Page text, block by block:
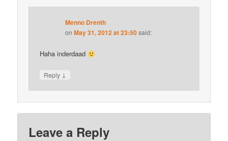
Menno Drenth
onMay 31, 2012 at 23:50said:
Haha inderdaad
Reply ↓
Leave a Reply